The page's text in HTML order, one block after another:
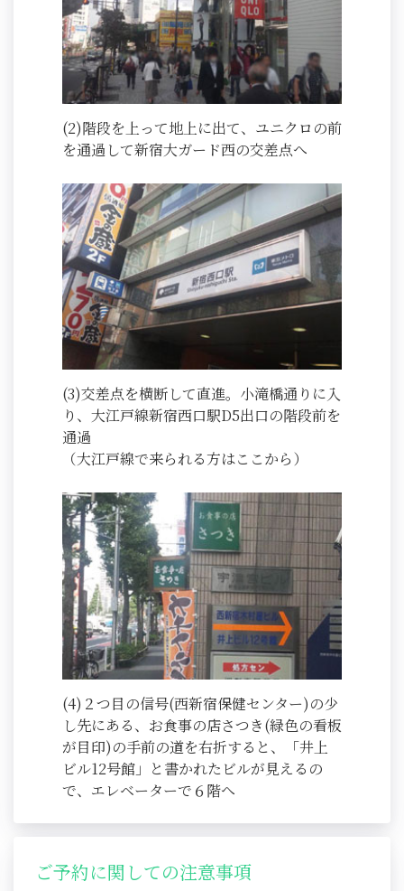
(2)階段を上って地上に出て、ユニクロの前
を通過して新宿大ガード西の交差点へ
(3)交差点を横断して直進。小滝橋通りに入
り、大江戸線新宿西口駅D5出口の階段前を
通過
（大江戸線で来られる方はここから）
(4)２つ目の信号(西新宿保健センター)の少
し先にある、お食事の店さつき(緑色の看板
が目印)の手前の道を右折すると、「井上
ビル12号館」と書かれたビルが見えるの
で、エレベーターで６階へ
ご予約に関しての注意事項